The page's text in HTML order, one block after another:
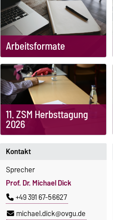
Arbeitsformate
11. ZSM Herbsttagung
2026
Kontakt
Sprecher
Prof. Dr. Michael Dick
+49 391 67-56627
michael.dick@ovgu.de